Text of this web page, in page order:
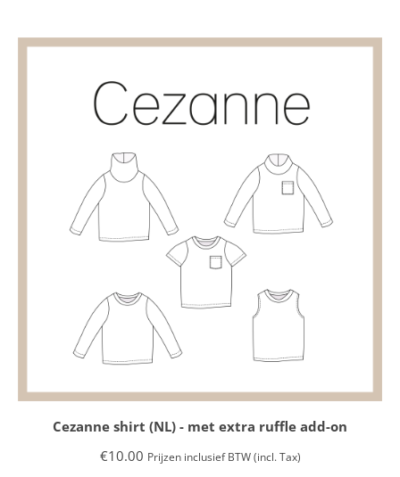
Cezanne shirt (NL) - met extra ruffle add-on
€10.00 Prijzen inclusief BTW (incl. Tax)